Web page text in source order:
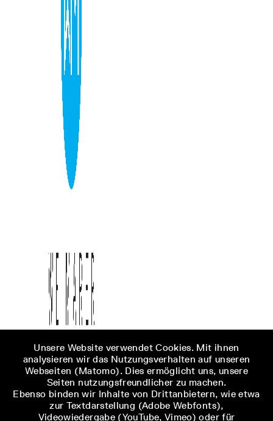
Unsere Website verwendet Cookies. Mit ihnen
analysieren wir das Nutzungsverhalten auf unseren
Webseiten (Matomo). Dies ermöglicht uns, unsere
Seiten nutzungsfreundlicher zu machen.
Ebenso binden wir Inhalte von Drittanbietern, wie etwa
zur Textdarstellung (Adobe Webfonts),
Videowiedergabe (YouTube, Vimeo) oder für